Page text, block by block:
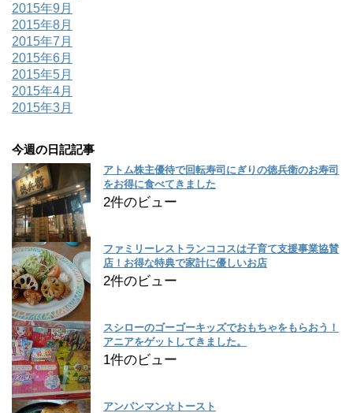
2015年9月
2015年8月
2015年7月
2015年6月
2015年5月
2015年4月
2015年3月
今週の日記記事
アトム株主優待で回転寿司にぎりの徳兵衛のお寿司
をお得に食べてきました
2件のビュー
ファミリーレストランココスは子育て支援事業協賛
店！お得な特典で家計に優しいお店
2件のビュー
スシローのゴーゴーキッズでおもちゃをもらおう！
アニアをゲットしてきました。
1件のビュー
アンパンマン☆トースト